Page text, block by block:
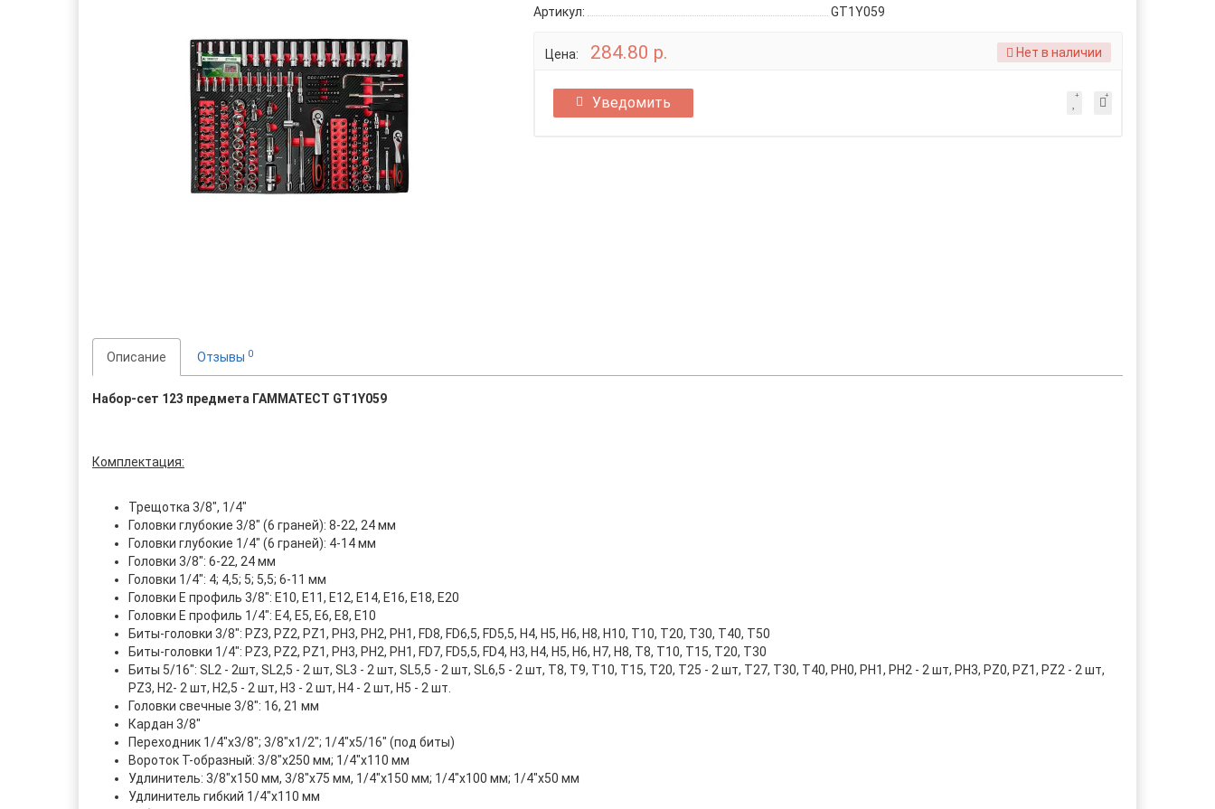
Артикул:
GT1Y059
Цена: 284.80 р. Нет в наличии
Уведомить
Описание Отзывы 0
Набор-сет 123 предмета ГАММАТЕСТ GT1Y059
Комплектация:
Трещотка 3/8", 1/4"
Головки глубокие 3/8" (6 граней): 8-22, 24 мм
Головки глубокие 1/4" (6 граней): 4-14 мм
Головки 3/8": 6-22, 24 мм
Головки 1/4": 4; 4,5; 5; 5,5; 6-11 мм
Головки Е профиль 3/8": Е10, Е11, Е12, Е14, Е16, Е18, Е20
Головки Е профиль 1/4": Е4, Е5, Е6, Е8, Е10
Биты-головки 3/8": PZ3, PZ2, PZ1, PH3, PH2, PH1, FD8, FD6,5, FD5,5, H4, H5, H6, H8, H10, T10, T20, T30, T40, T50
Биты-головки 1/4": PZ3, PZ2, PZ1, PH3, PH2, PH1, FD7, FD5,5, FD4, H3, H4, H5, H6, H7, H8, T8, T10, T15, T20, T30
Биты 5/16": SL2 - 2шт, SL2,5 - 2 шт, SL3 - 2 шт, SL5,5 - 2 шт, SL6,5 - 2 шт, T8, T9, T10, T15, T20, T25 - 2 шт, T27, T30, T40, PH0, PH1, PH2 - 2 шт, PH3, PZ0, PZ1, PZ2 - 2 шт,
PZ3, H2- 2 шт, H2,5 - 2 шт, H3 - 2 шт, H4 - 2 шт, H5 - 2 шт.
Головки свечные 3/8": 16, 21 мм
Кардан 3/8"
Переходник 1/4"х3/8"; 3/8"х1/2"; 1/4"х5/16" (под биты)
Вороток Т-образный: 3/8"х250 мм; 1/4"х110 мм
Удлинитель: 3/8"х150 мм, 3/8"х75 мм, 1/4"х150 мм; 1/4"х100 мм; 1/4"х50 мм
Удлинитель гибкий 1/4"х110 мм